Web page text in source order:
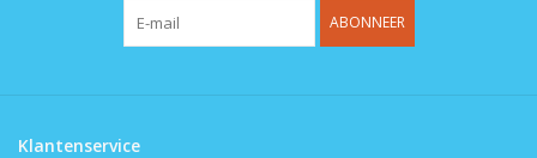
ABONNEER
Klantenservice